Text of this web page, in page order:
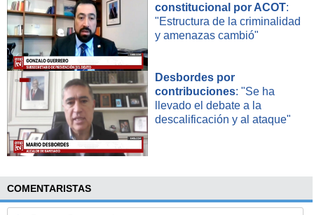
constitucional por ACOT:
"Estructura de la criminalidad
y amenazas cambió"
Desbordes por
contribuciones: "Se ha
llevado el debate a la
descalificación y al ataque"
COMENTARISTAS